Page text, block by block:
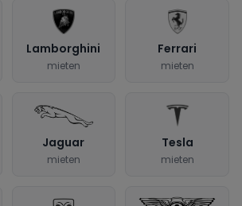
Lamborghini
mieten
Ferrari
mieten
Jaguar
mieten
Tesla
mieten